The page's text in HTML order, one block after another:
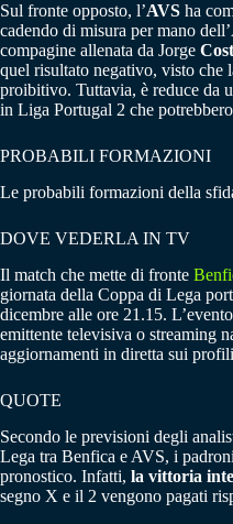
Sul fronte opposto, l’AVS ha
cadendo di misura per mano
compagine allenata da Jorge
quel risultato negativo, visto che
proibitivo. Tuttavia, è reduce da
in Liga Portugal 2 che
PROBABILI FORMAZIONI
Le probabili formazioni della
DOVE VEDERLA IN TV
Il match che mette di fronte
giornata della Coppa di Lega
dicembre alle ore 21.15.
emittente televisiva o streaming
aggiornamenti in diretta sui
QUOTE
Secondo le previsioni degli
Lega tra Benfica e AVS, i
pronostico. Infatti, la vittoria
segno X e il 2 vengono pagati